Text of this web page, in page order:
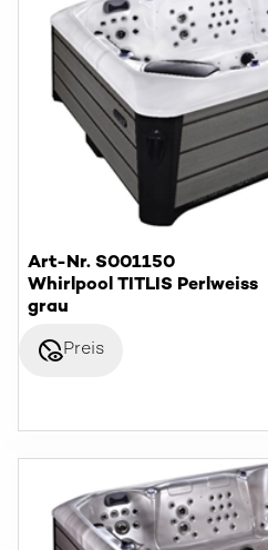
Art-Nr. S001150
Whirlpool TITLIS Perlweiss
grau
disabled_visiblePreis